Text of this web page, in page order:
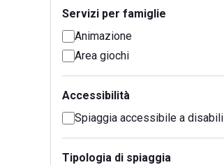
Servizi per famiglie
Animazione
Area giochi
Accessibilità
Spiaggia accessibile a disabili
Tipologia di spiaggia